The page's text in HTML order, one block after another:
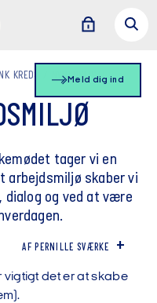
Meld dig ind
KREDS NYHEDSLISTE
tager vi en
arbejdsmiljø skaber vi
dialog og ved at være
AF PERNILLE SVÆRKE VIS/
vigtigt det er at skabe